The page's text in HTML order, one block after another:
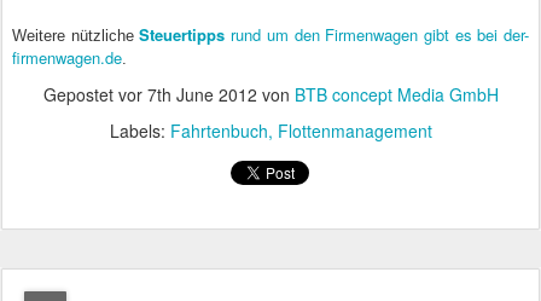
Weitere nützlicheSteuertipps rund um den Firmenwagen gibt es bei der-
firmenwagen.de.
Gepostet vor 7th June 2012 von BTB concept Media GmbH
Labels: Fahrtenbuch Flottenmanagement